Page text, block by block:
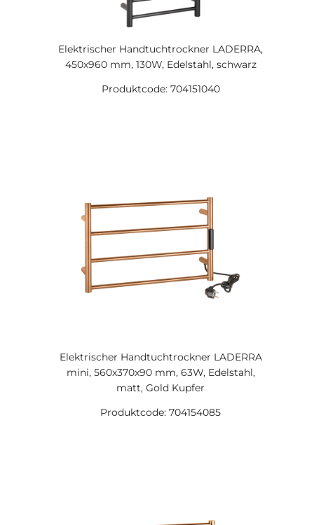
Elektrischer Handtuchtrockner LADERRA,
450x960 mm, 130W, Edelstahl, schwarz
Produktcode: 704151040
Elektrischer Handtuchtrockner LADERRA
mini, 560x370x90 mm, 63W, Edelstahl,
matt, Gold Kupfer
Produktcode: 704154085